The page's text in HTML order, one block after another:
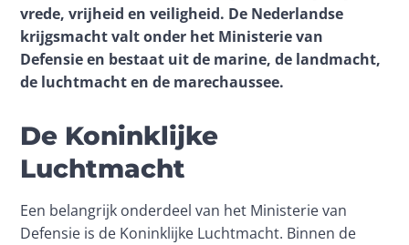
vrede, vrijheid en veiligheid. De Nederlandse
krijgsmacht valt onder het Ministerie van
Defensie en bestaat uit de marine, de landmacht,
de luchtmacht en de marechaussee.
De Koninklijke
Luchtmacht
Een belangrijk onderdeel van het Ministerie van
Defensie is de Koninklijke Luchtmacht. Binnen de